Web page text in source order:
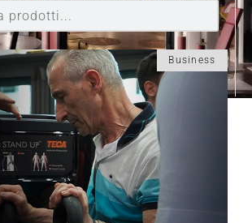
Business